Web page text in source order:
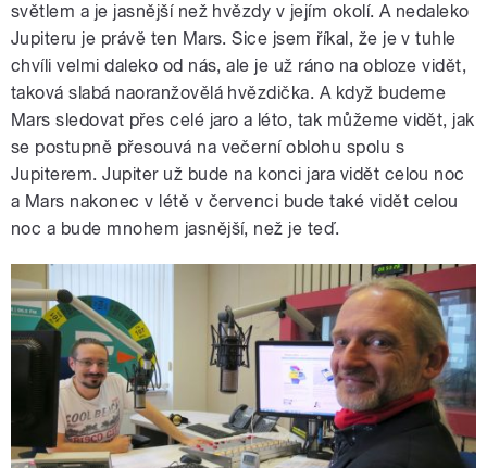
světlem a je jasnější než hvězdy v jejím okolí. A nedaleko
Jupiteru je právě ten Mars. Sice jsem říkal, že je v tuhle
chvíli velmi daleko od nás, ale je už ráno na obloze vidět,
taková slabá naoranžovělá hvězdička. A když budeme
Mars sledovat přes celé jaro a léto, tak můžeme vidět, jak
se postupně přesouvá na večerní oblohu spolu s
Jupiterem. Jupiter už bude na konci jara vidět celou noc
a Mars nakonec v létě v červenci bude také vidět celou
noc a bude mnohem jasnější, než je teď.